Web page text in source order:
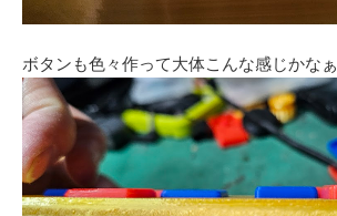
ボタンも色々作って大体こんな感じかなぁ